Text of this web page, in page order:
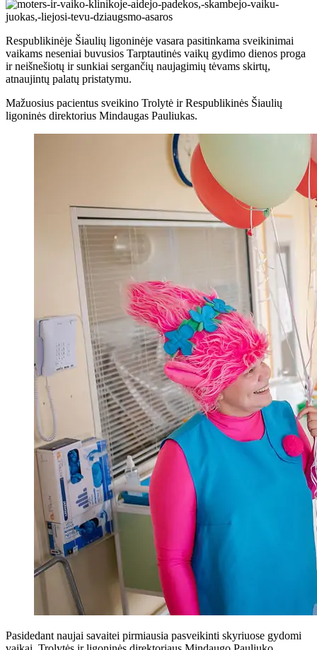
Respublikinėje Šiaulių ligoninėje vasara pasitinkama sveikinimai
vaikams neseniai buvusios Tarptautinės vaikų gydimo dienos proga
ir neišnešiotų ir sunkiai sergančių naujagimių tėvams skirtų,
atnaujintų palatų pristatymu.
Mažuosius pacientus sveikino Trolytė ir Respublikinės Šiaulių
ligoninės direktorius Mindaugas Pauliukas.
Pasidedant naujai savaitei pirmiausia pasveikinti skyriuose gydomi